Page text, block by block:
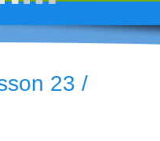
23 /